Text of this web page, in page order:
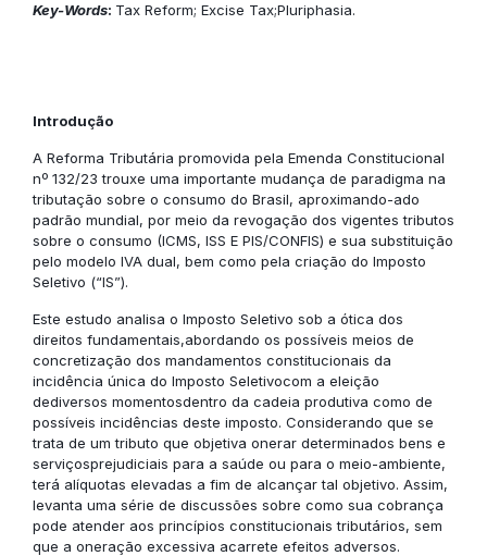
Key-Words: Tax Reform; Excise Tax;Pluriphasia.
Introdução
A Reforma Tributária promovida pela Emenda Constitucional
nº 132/23 trouxe uma importante mudança de paradigma na
tributação sobre o consumo do Brasil, aproximando-ado
padrão mundial, por meio da revogação dos vigentes tributos
sobre o consumo (ICMS, ISS E PIS/CONFIS) e sua substituição
pelo modelo IVA dual, bem como pela criação do Imposto
Seletivo (“IS”).
Este estudo analisa o Imposto Seletivo sob a ótica dos
direitos fundamentais,abordando os possíveis meios de
concretização dos mandamentos constitucionais da
incidência única do Imposto Seletivocom a eleição
dediversos momentosdentro da cadeia produtiva como de
possíveis incidências deste imposto. Considerando que se
trata de um tributo que objetiva onerar determinados bens e
serviçosprejudiciais para a saúde ou para o meio-ambiente,
terá alíquotas elevadas a fim de alcançar tal objetivo. Assim,
levanta uma série de discussões sobre como sua cobrança
pode atender aos princípios constitucionais tributários, sem
que a oneração excessiva acarrete efeitos adversos.